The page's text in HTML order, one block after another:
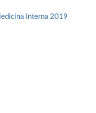
Interna 2019